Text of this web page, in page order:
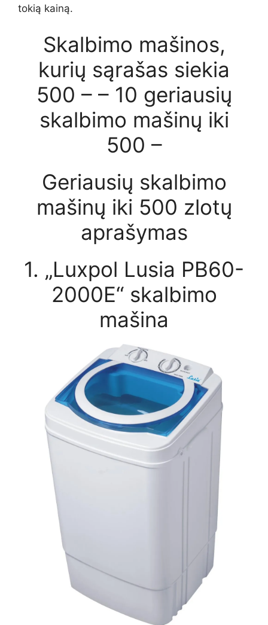
tokią kainą.
Skalbimo mašinos,
kurių sąrašas siekia
500 – – 10 geriausių
skalbimo mašinų iki
500 –
Geriausių skalbimo
mašinų iki 500 zlotų
aprašymas
1. „Luxpol Lusia PB60-
2000E“ skalbimo
mašina